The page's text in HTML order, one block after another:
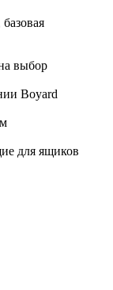
выбор
Boyard
для ящиков